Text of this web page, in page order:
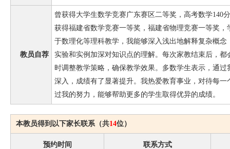
教员自荐
曾获得大学生数学竞赛广东赛区二等奖，高考数学140
获得福建省数学竞赛一等奖，福建省物理竞赛一等奖
于数理化等理科教学，我能够深入浅出地解释复杂概
实验和实例加深对知识点的理解。每次家教结束后，
时调整教学策略，确保教学效果。多数学生表示，通
深入，成绩有了显著提升。我热爱教育事业，对待每
过我的努力，能够帮助更多的学生取得优异的成绩。
本教员得到以下家长联系（共14位）
预约时间 联系方式